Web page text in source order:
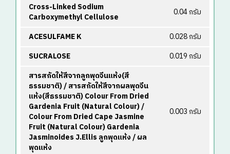
Cross-Linked Sodium
Carboxymethyl Cellulose
0.04 กรัม
ACESULFAME K
0.028 กรัม
SUCRALOSE
0.019 กรัม
สารสกัดให้สีจากลูกพุดจีนแห้ง(สี
ธรรมชาติ) / สารสกัดให้สีจากผลพุดจีน
แห้ง(สีธรรมชาติ) Colour From Dried
Gardenia Fruit (Natural Colour) /
Colour From Dried Cape Jasmine
Fruit (Natural Colour) Gardenia
Jasminoides J.Ellis ลูกพุดแห้ง / ผล
พุดแห้ง
0.003 กรัม